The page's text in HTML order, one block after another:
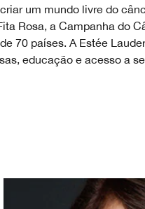
um mundo livre do
Rosa, a Campanha do
70 países. A Estée
educação e acesso a